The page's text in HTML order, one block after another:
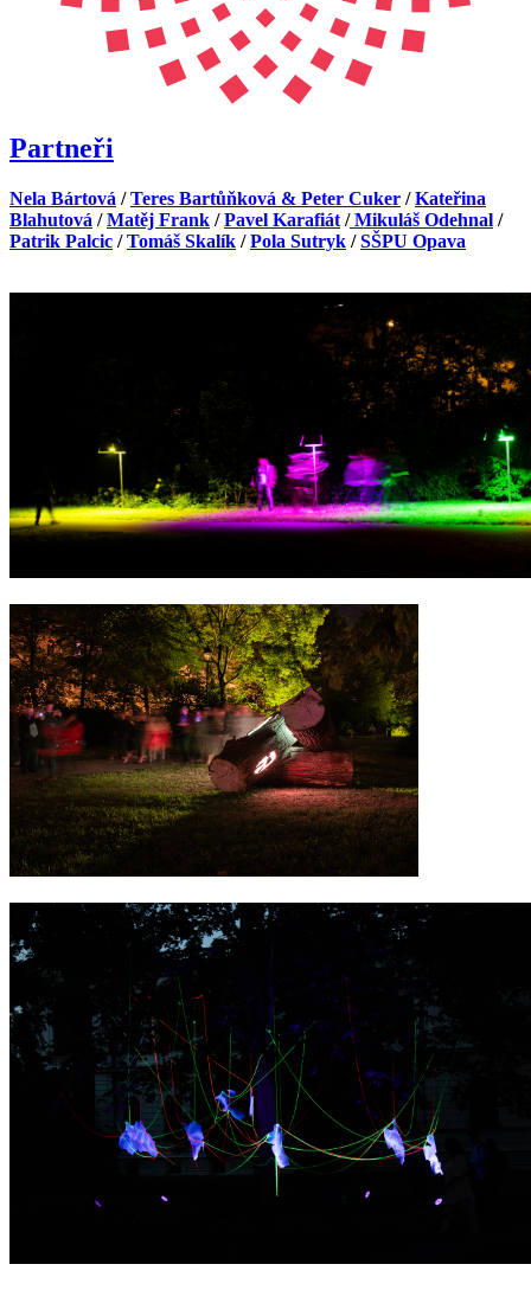
Partneři
Nela Bártová /Teres Bartůňková & Peter Cuker /Kateřina
Blahutová /Matěj Frank /Pavel Karafiát /Mikuláš Odehnal /
Patrik Palcic /Tomáš Skalík /Pola Sutryk /SŠPU Opava